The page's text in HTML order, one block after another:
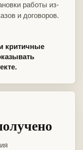
работы из-
и договоров.
критичные